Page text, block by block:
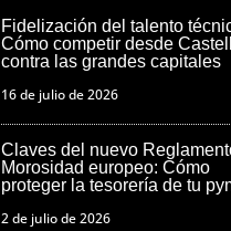
Fidelización del talento
Cómo competir desde
contra las grandes capitales
16 de julio de 2026
Claves del nuevo
Morosidad europeo: Cómo
proteger la tesorería de tu
2 de julio de 2026